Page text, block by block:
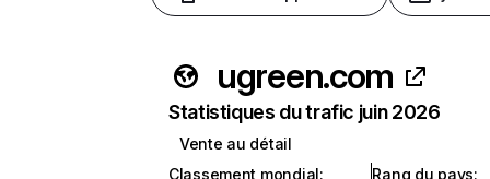
ugreen.com
Statistiques du trafic juin 2026
Vente au détail
Classement mondial:
Rang du pays: